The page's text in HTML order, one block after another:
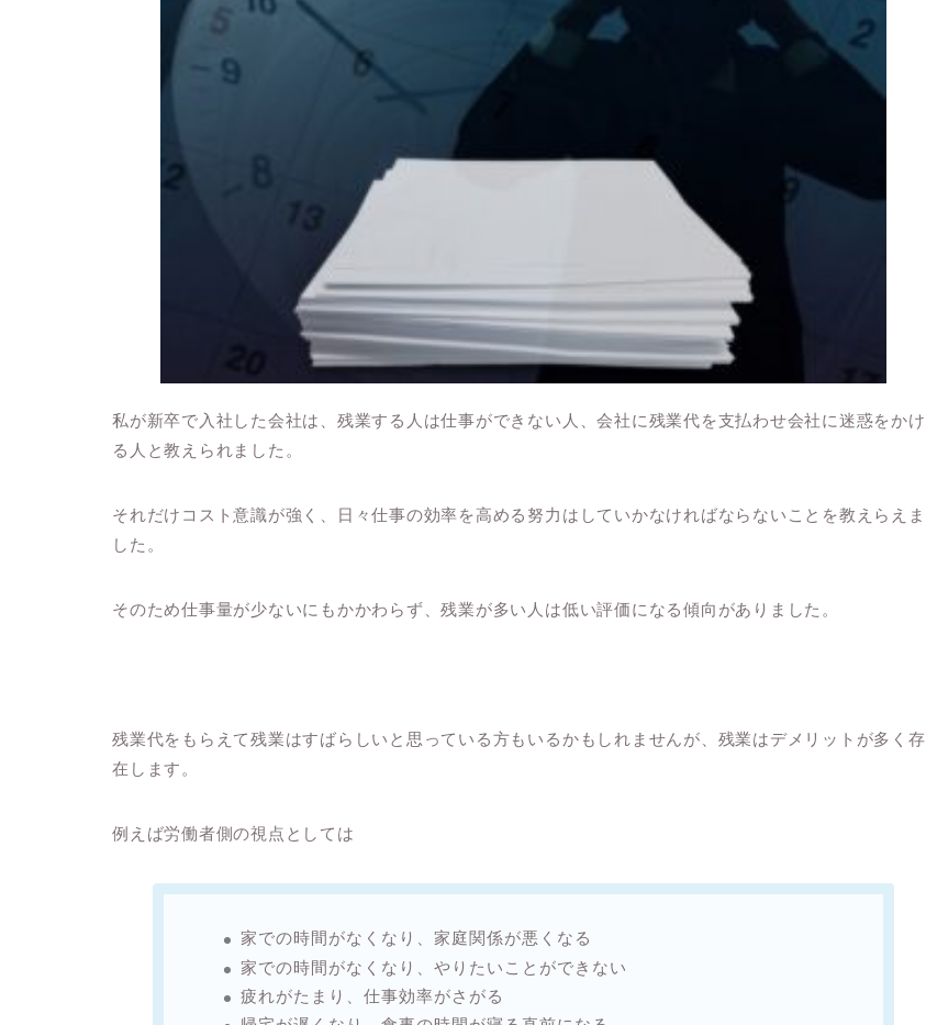
私が新卒で入社した会社は、残業する人は仕事ができない人 、会社に残業代を支払わせ会社に迷惑をかけ
る人 と教えられました。
それだけコスト意識が強く、日々仕事の効率を高める努力はしていかなければならないことを教えらえま
した。
そのため仕事量が少ないにもかかわらず、残業が多い人は低い評価になる傾向がありました。
残業代をもらえて残業はすばらしいと思っている方もいるかもしれませんが、残業はデメリットが多く存
在します。
例えば労働者側の視点としては
家での時間がなくなり、家庭関係が悪くなる
家での時間がなくなり、やりたいことができない
疲れがたまり、仕事効率がさがる